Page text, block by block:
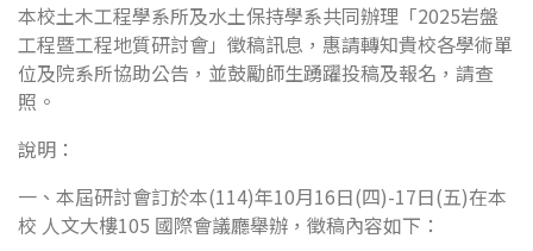
本校土木工程學系所及水土保持學系共同辦理「2025岩盤
工程暨工程地質研討會」徵稿訊息，惠請轉知貴校各學術單
位及院系所協助公告，並鼓勵師生踴躍投稿及報名，請查
照。
說明：
一、本屆研討會訂於本(114)年10月16日(四)-17日(五)在本
校 人文大樓105 國際會議廳舉辦，徵稿內容如下：